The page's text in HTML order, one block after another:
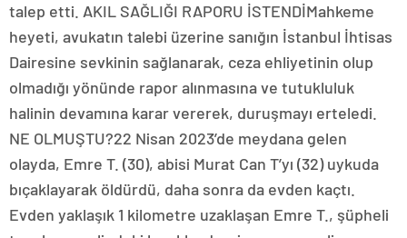
talep etti. AKIL SAĞLIĞI RAPORU İSTENDİMahkeme
heyeti, avukatın talebi üzerine sanığın İstanbul İhtisas
Dairesine sevkinin sağlanarak, ceza ehliyetinin olup
olmadığı yönünde rapor alınmasına ve tutukluluk
halinin devamına karar vererek, duruşmayı erteledi.
NE OLMUŞTU?22 Nisan 2023’de meydana gelen
olayda, Emre T. (30), abisi Murat Can T’yı (32) uykuda
bıçaklayarak öldürdü, daha sonra da evden kaçtı.
Evden yaklaşık 1 kilometre uzaklaşan Emre T., şüpheli